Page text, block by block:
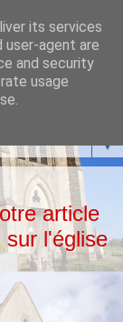
▼
article
sur l'église
its services
user-agent are
and security
usage